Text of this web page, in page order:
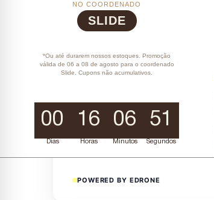
NO COORDENADO
SLIDE
*Ou até durarem nossos estoques. Promoção
válida de 06 a 08 de agosto para o coordenado
Slide. Cupons não acumulativos.
00
Dias
16
Horas
06
Minutos
50
Segundos